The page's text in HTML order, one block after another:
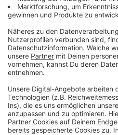
Nutzung des
Video
Mehr
Management
Peggys Methoden als
unkonventionell. Und führen
Erfolg.
Anzeige
© Copyright: Apple TV+